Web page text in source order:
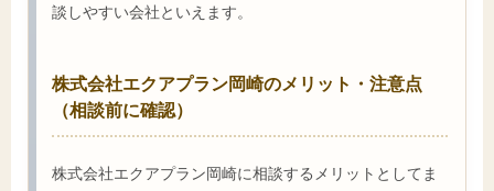
談しやすい会社といえます。
株式会社エクアプラン岡崎のメリット・注意点
（相談前に確認）
株式会社エクアプラン岡崎に相談するメリットとしてま